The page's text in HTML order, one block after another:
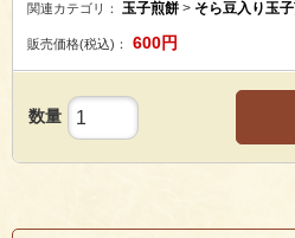
関連カテゴリ： 玉子煎餅 > そら豆入り玉
販売価格(税込)： 600円
数量